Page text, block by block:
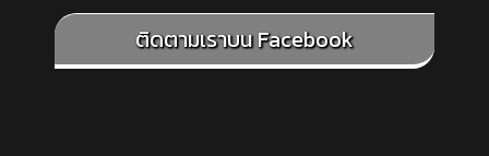
ติดตามเราบน Facebook